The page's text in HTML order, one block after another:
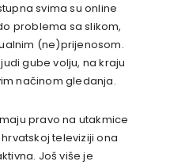
svima su online
problema sa slikom,
(ne)prijenosom.
gube volju, na kraju
načinom gledanja.
pravo na utakmice
televiziji ona
Još više je